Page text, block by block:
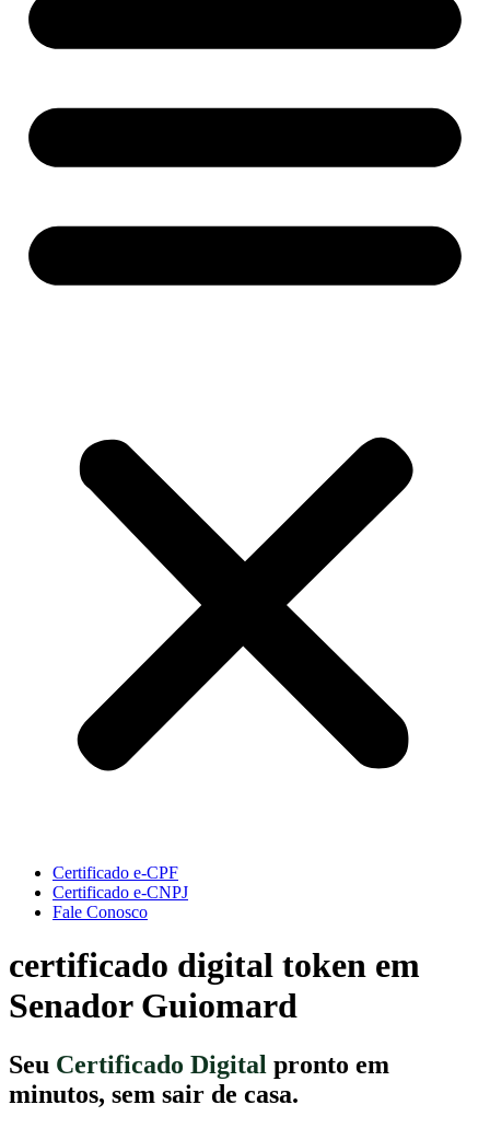
Certificado e-CPF
Certificado e-CNPJ
Fale Conosco
certificado digital token em
Senador Guiomard
Seu Certificado Digital pronto em
minutos, sem sair de casa.